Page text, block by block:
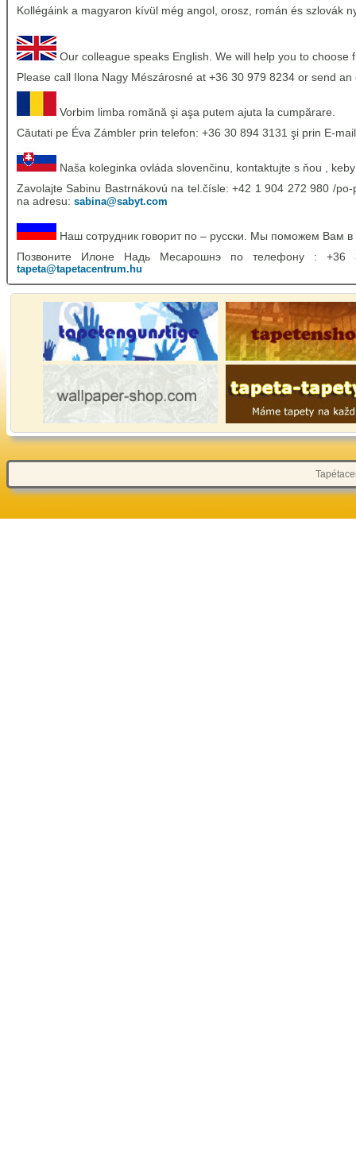
Kollégáink a magyaron kívül még angol, orosz, román és szlovák
Our colleague speaks English. We will help you to choose
Please call Ilona Nagy Mészárosné at +36 30 979 8234 or send
Vorbim limba romănă şi aşa putem ajuta la cumpărare.
Căutati pe Éva Zámbler prin telefon: +36 30 894 3131 şi prin E-
Naša koleginka ovláda slovenčinu, kontaktujte s ňou ,
Zavolajte Sabinu Bastrnákovú na tel.čísle: +42 1 904 272 980 /
na adresu: sabina@sabyt.com
Наш сотрудник говорит по – русски. Мы поможем Вам
Позвоните Илоне Надь Месарошнэ по телефону :
tapeta@tapetacentrum.hu